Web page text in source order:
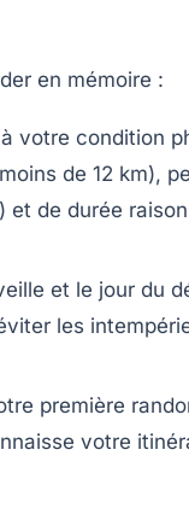
en mémoire :
votre condition
de 12 km),
de durée
et le jour du
les
première
votre